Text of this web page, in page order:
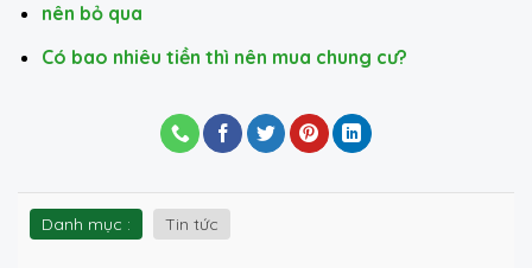
nên bỏ qua
Có bao nhiêu tiền thì nên mua chung cư?
Danh mục : Tin tức